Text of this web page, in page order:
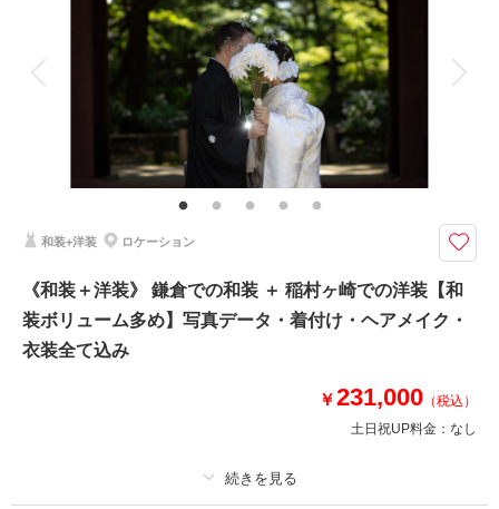
相談予約する
来店・オンライン
撮影日の空き
を確認する
アルバム データ 150 カット 台紙付写真
衣装追加 会食
家族用衣装レンタル ペットと撮影
その他含むもの
撮影データ（約150カット）・新郎新婦和装衣装・新郎新婦洋装衣装・ヘア
メイク・着付け・撮影アテンド・撮影小物・ブーケ・移動費・施設利用料
【和装も洋装もどちらも撮れる】鎌倉で和装撮影後、茅ヶ崎のお仕度場所へ
移動して近隣の海岸にて洋装撮影を行います
または辻堂海岸付近
⚫︎データ：約150カット
⚫︎納期：約3週間
このプランで撮影可能な撮影レポート
和装+洋装 ロケーション
《和装＋洋装》 鎌倉での和装 ＋ 稲村ヶ崎での洋装【和
装ボリューム多め】写真データ・着付け・ヘアメイク・
衣装全て込み
￥231,000 （税込）
土日祝UP料金： なし